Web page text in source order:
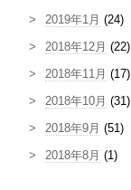
2019年1月 (24)
2018年12月 (22)
2018年11月 (17)
2018年10月 (31)
2018年9月 (51)
2018年8月 (1)